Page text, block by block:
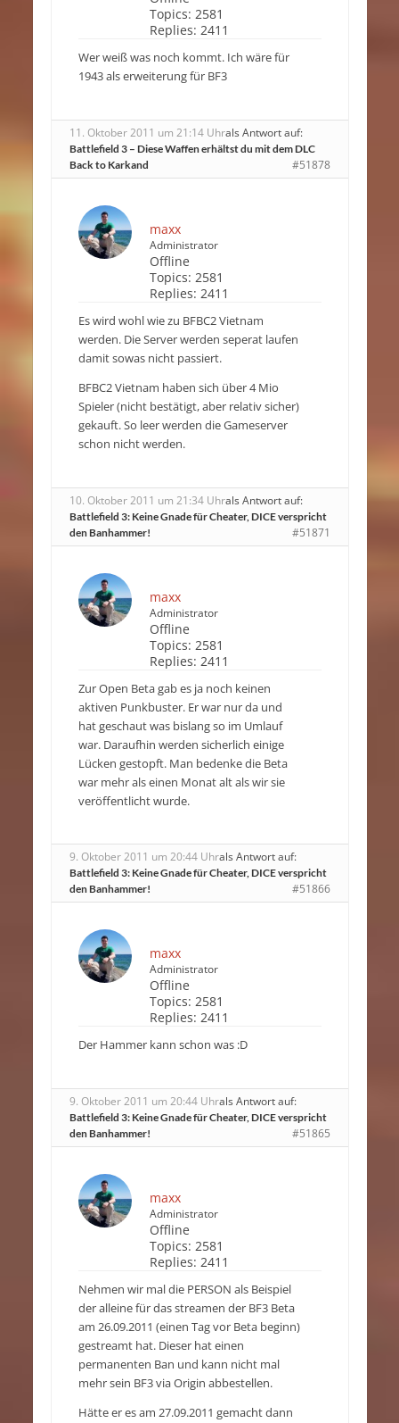
Topics: 2581
Replies: 2411
Wer weiß was noch kommt. Ich wäre für
1943 als erweiterung für BF3
11. Oktober 2011 um 21:14 Uhrals Antwort auf:
Battlefield 3 – Diese Waffen erhältst du mit dem DLC
Back to Karkand
#51878
maxx
Administrator
Offline
Topics: 2581
Replies: 2411
Es wird wohl wie zu BFBC2 Vietnam
werden. Die Server werden seperat laufen
damit sowas nicht passiert.
BFBC2 Vietnam haben sich über 4 Mio
Spieler (nicht bestätigt, aber relativ sicher)
gekauft. So leer werden die Gameserver
schon nicht werden.
10. Oktober 2011 um 21:34 Uhrals Antwort auf:
Battlefield 3: Keine Gnade für Cheater, DICE verspricht
den Banhammer!
#51871
maxx
Administrator
Offline
Topics: 2581
Replies: 2411
Zur Open Beta gab es ja noch keinen
aktiven Punkbuster. Er war nur da und
hat geschaut was bislang so im Umlauf
war. Daraufhin werden sicherlich einige
Lücken gestopft. Man bedenke die Beta
war mehr als einen Monat alt als wir sie
veröffentlicht wurde.
9. Oktober 2011 um 20:44 Uhrals Antwort auf:
Battlefield 3: Keine Gnade für Cheater, DICE verspricht
den Banhammer!
#51866
maxx
Administrator
Offline
Topics: 2581
Replies: 2411
Der Hammer kann schon was :D
9. Oktober 2011 um 20:44 Uhrals Antwort auf:
Battlefield 3: Keine Gnade für Cheater, DICE verspricht
den Banhammer!
#51865
maxx
Administrator
Offline
Topics: 2581
Replies: 2411
Nehmen wir mal die PERSON als Beispiel
der alleine für das streamen der BF3 Beta
am 26.09.2011 (einen Tag vor Beta beginn)
gestreamt hat. Dieser hat einen
permanenten Ban und kann nicht mal
mehr sein BF3 via Origin abbestellen.
Hätte er es am 27.09.2011 gemacht dann